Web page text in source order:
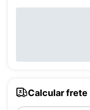
Calcular frete